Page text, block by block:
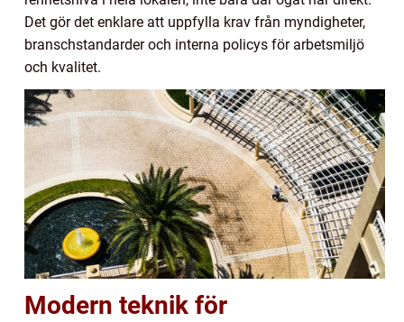
Det gör det enklare att uppfylla krav från myndigheter,
branschstandarder och interna policys för arbetsmiljö
och kvalitet.
Modern teknik för